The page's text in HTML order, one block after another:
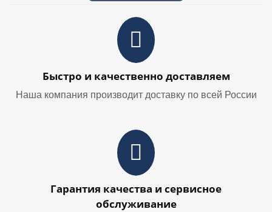
Быстро и качественно доставляем
Наша компания производит доставку по всей России
Гарантия качества и сервисное
обслуживание